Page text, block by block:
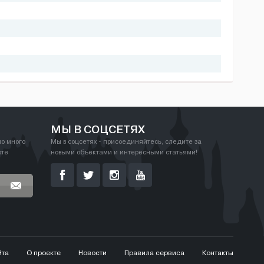
много
МЫ В СОЦСЕТЯХ
Мы в соцсетях - присоединяйтесь, следите за
новыми объектами и интересными статьями!
О проекте Новости Правила сервиса Контакты